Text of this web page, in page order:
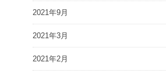
2021年9月
2021年3月
2021年2月